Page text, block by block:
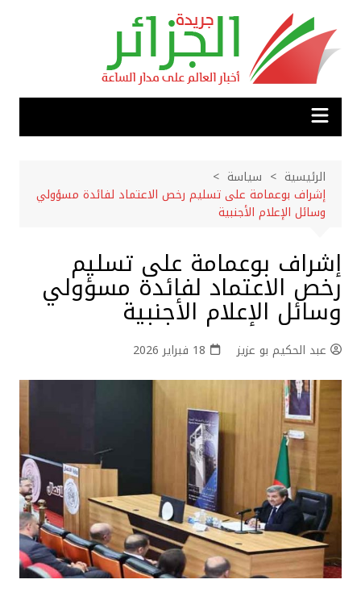
المحتوى
الرئيسية
سياسة
إشراف بوعمامة على تسليم رخص الاعتماد لفائدة مسؤولي
وسائل الإعلام الأجنبية
إشراف بوعمامة على تسليم
رخص الاعتماد لفائدة مسؤولي
وسائل الإعلام الأجنبية
عبد الحكيم بو عزيز 18 فبراير 2026